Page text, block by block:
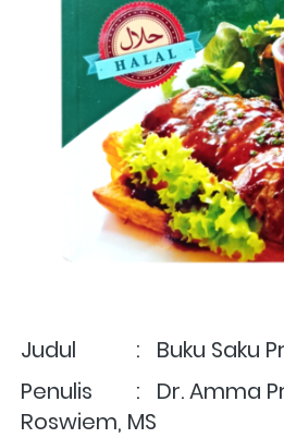
Judul           :   Buku Saku
Penulis        :   Dr. Amma
Roswiem, MS